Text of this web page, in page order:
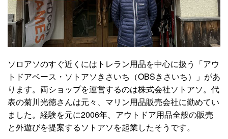
ソロアソのすぐ近くにはトレラン用品を中心に扱う「アウ
トドアベース・ソトアソきさいち（OBSきさいち）」があ
ります。両ショップを運営するのは株式会社ソトアソ。代
表の菊川光徳さんは元々、マリン用品販売会社に勤めてい
ました。経験を元に2006年、アウトドア用品全般の販売
と外遊びを提案するソトアソを起業したそうです。